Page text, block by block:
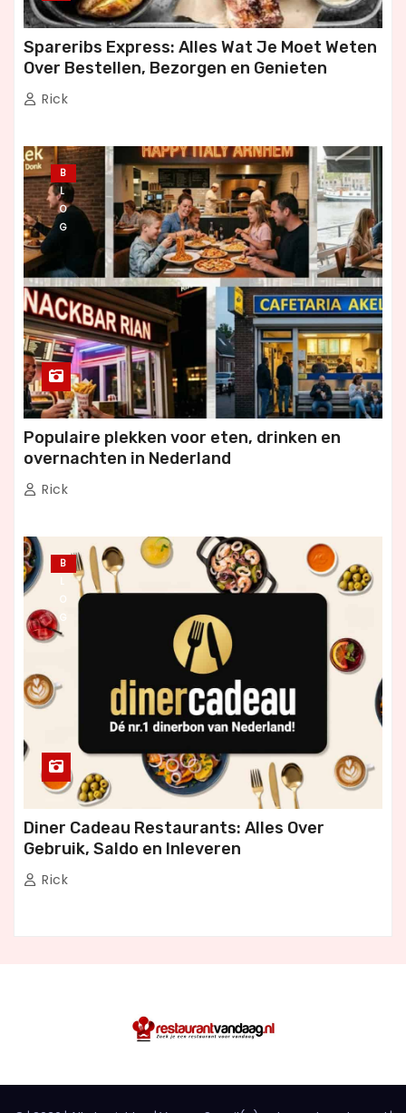
Spareribs Express: Alles Wat Je Moet Weten
Over Bestellen, Bezorgen en Genieten
Rick
B
L
O
G
Populaire plekken voor eten, drinken en
overnachten in Nederland
Rick
B
L
O
G
Diner Cadeau Restaurants: Alles Over
Gebruik, Saldo en Inleveren
Rick